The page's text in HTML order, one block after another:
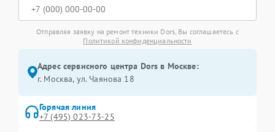
Отправляя заявку на ремонт техники Dors, Вы соглашаетесь с
Политикой конфиденциальности
Адрес сервисного центра Dors в Москве:
г. Москва, ул. Чаянова 18
Горячая линия
+7 (495) 023-73-25